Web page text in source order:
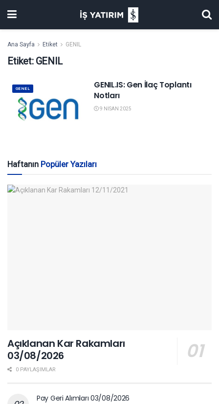
Ana Sayfa Etiket GENIL
Etiket: GENIL
GENEL
GENIL.IS: Gen İlaç Toplantı
Notları
9 NISAN 2025
Haftanın Popüler Yazıları
Açıklanan Kar Rakamları
03/08/2026
0 PAYLAŞIMLAR
Pay Geri Alımları 03/08/2026